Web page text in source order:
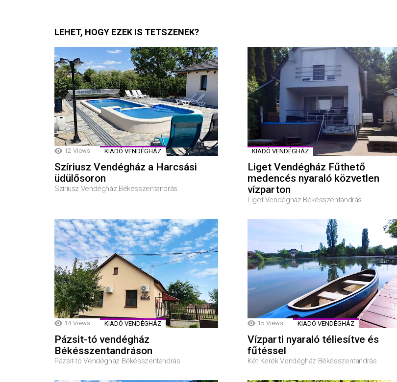
LEHET, HOGY EZEK IS TETSZENEK?
12 Views KIADÓ VENDÉGHÁZ
Szíriusz Vendégház a Harcsási
üdülősoron
Szíriusz Vendégház Békésszentandrás
KIADÓ VENDÉGHÁZ
Liget Vendégház Fűthető
medencés nyaraló közvetlen
vízparton
Liget Vendégház Békésszentandrás
14 Views KIADÓ VENDÉGHÁZ
Pázsit-tó vendégház
Békésszentandráson
Pázsit-tó Vendégház Békésszentandrás
15 Views KIADÓ VENDÉGHÁZ
Vízparti nyaraló téliesítve és
fűtéssel
Két Kerék Vendégház Békésszentandrás